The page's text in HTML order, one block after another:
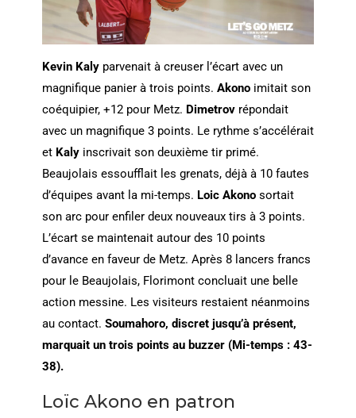
Kevin Kalyparvenait à creuser l’écart avec un
magnifique panier à trois points. Akonoimitait son
coéquipier, +12 pour Metz. Dimetrovrépondait
avec un magnifique 3 points. Le rythme s’accélérait
etKalyinscrivait son deuxième tir primé.
Beaujolais essoufflait les grenats, déjà à 10 fautes
d’équipes avant la mi-temps. Loic Akonosortait
son arc pour enfiler deux nouveaux tirs à 3 points.
L’écart se maintenait autour des 10 points
d’avance en faveur de Metz. Après 8 lancers francs
pour le Beaujolais, Florimont concluait une belle
action messine. Les visiteurs restaient néanmoins
au contact. Soumahoro, discret jusqu’à présent,
marquait un trois points au buzzer(Mi-temps : 43-
38).
Loïc Akono en patron